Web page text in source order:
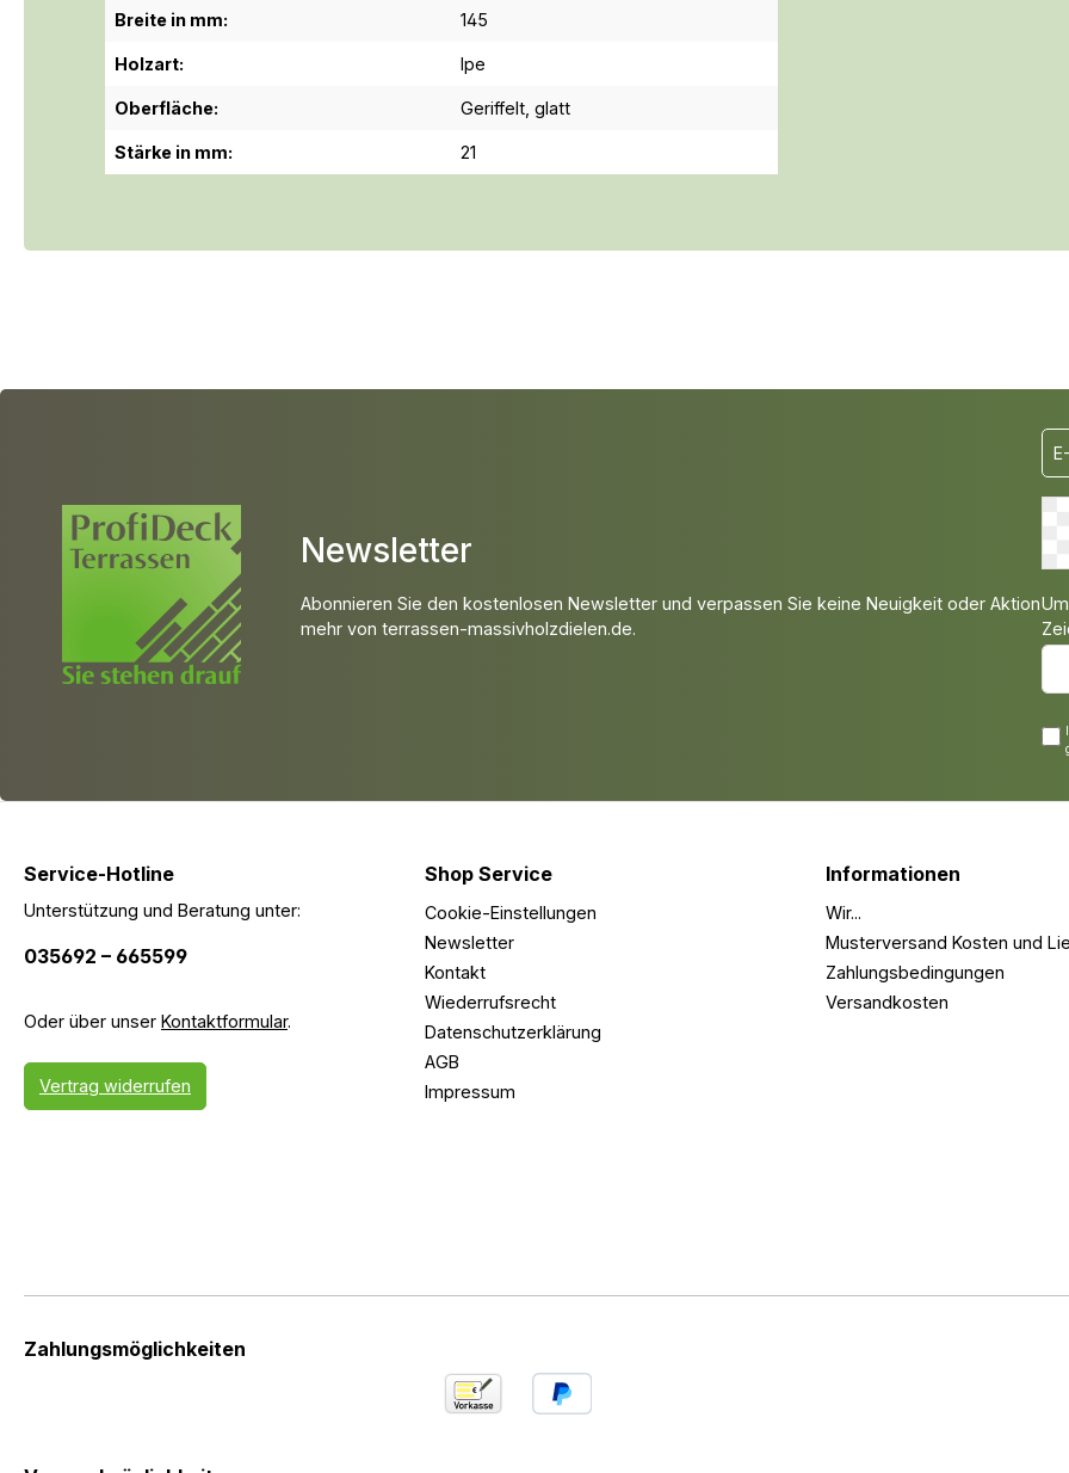
Breite in mm: 145
Holzart: Ipe
Oberfläche: Geriffelt , glatt
Stärke in mm: 21
Newsletter
Abonnieren Sie den kostenlosen Newsletter und verpassen Sie keine Neuigkeit oder Aktion
mehr von terrassen-massivholzdielen.de.
Service-Hotline
Unterstützung und Beratung unter:
035692 – 665599
Oder über unser Kontaktformular.
Vertrag widerrufen
Shop Service
Cookie-Einstellungen
Newsletter
Kontakt
Wiederrufsrecht
Datenschutzerklärung
AGB
Impressum
Informationen
Wir...
Musterversand Kosten und
Zahlungsbedingungen
Versandkosten
Zahlungsmöglichkeiten